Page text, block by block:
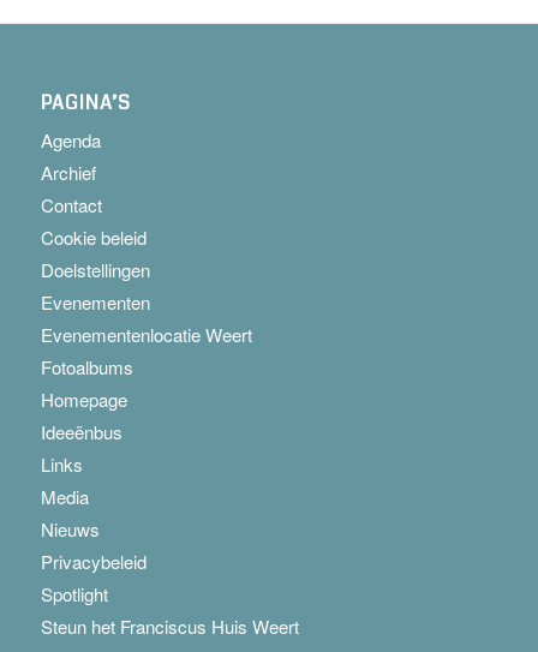
PAGINA’S
Agenda
Archief
Contact
Cookie beleid
Doelstellingen
Evenementen
Evenementenlocatie Weert
Fotoalbums
Homepage
Ideeënbus
Links
Media
Nieuws
Privacybeleid
Spotlight
Steun het Franciscus Huis Weert